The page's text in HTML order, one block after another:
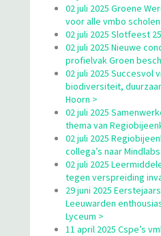
02 juli 2025 Groene
voor alle vmbo
02 juli 2025 Slotfeest
02 juli 2025 Nieuwe
profielvak Groen
02 juli 2025 Succesvol
biodiversiteit,
Hoorn >
02 juli 2025
thema van
02 juli 2025
collega’s naar
02 juli 2025
tegen verspreiding
29 juni 2025
Leeuwarden
Lyceum >
11 april 2025 Cspe’s